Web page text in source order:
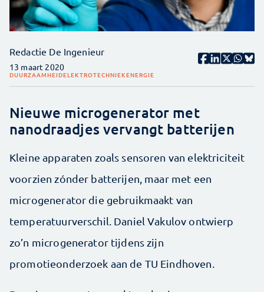
Redactie De Ingenieur
13 maart 2020
DUURZAAMHEIDELEKTROTECHNIEKENERGIE
Nieuwe microgenerator met
nanodraadjes vervangt batterijen
Kleine apparaten zoals sensoren van elektriciteit
voorzien zónder batterijen, maar met een
microgenerator die gebruikmaakt van
temperatuurverschil. Daniel Vakulov ontwierp
zo’n microgenerator tijdens zijn
promotieonderzoek aan de TU Eindhoven.